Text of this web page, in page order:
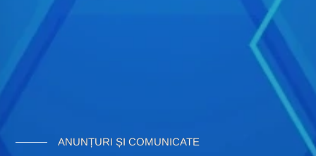
ANUNȚURI ȘI COMUNICATE